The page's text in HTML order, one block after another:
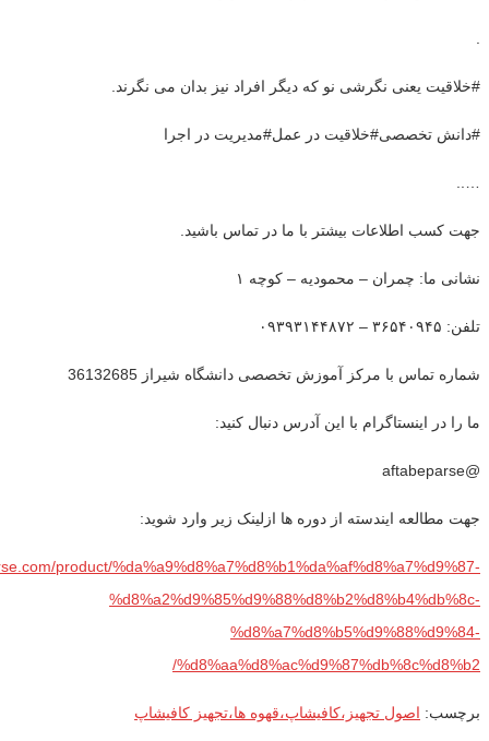
#خلاقیت یعنی نگرشی نو که دیگر افراد نیز بدان می نگرند.
#دانش تخصصی#خلاقیت در عمل#مدیریت در اجرا
جهت کسب اطلاعات بیشتر با ما در تماس باشید.
نشانی ما: چمران – محمودیه – کوچه ۱
تلفن: ۳۶۵۴۰۹۴۵ – ۰۹۳۹۳۱۴۴۸۷۲
شماره تماس با مرکز آموزش تخصصی دانشگاه شیراز 36132685
ما را در اینستاگرام با این آدرس دنبال کنید:
@aftabeparse
جهت مطالعه ایندسته از دوره ها ازلینک زیر وارد شوید:
product/%da%a9%d8%a7%d8%b1%da%af%d8%a7%d9%87-
%d8%a2%d9%85%d9%88%d8%b2%d8%b4%db%8c-
%d8%a7%d8%b5%d9%88%d9%84-
%d8%aa%d8%ac%d9%87%db%8c%d8%b2/
برچسب: اصول تجهیز،کافیشاپ،قهوه ها،تجهیز کافیشاپ